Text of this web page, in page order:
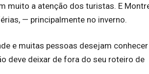
muito a atenção dos turistas. E
— principalmente no inverno.
e muitas pessoas desejam
deve deixar de fora do seu roteiro de